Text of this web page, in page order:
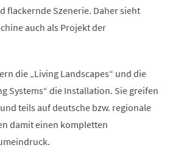
flackernde Szenerie. Daher sieht
auch als Projekt der
die „Living Landscapes“ und die
Systems“ die Installation. Sie greifen
teils auf deutsche bzw. regionale
damit einen kompletten